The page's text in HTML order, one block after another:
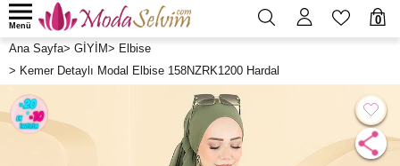
0
Menü
Ana Sayfa> GİYİM> Elbise
> Kemer Detaylı Modal Elbise 158NZRK1200 Hardal